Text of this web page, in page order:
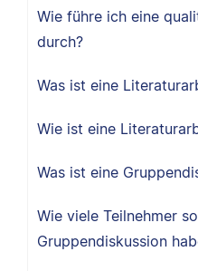
Wie führe ich eine
durch?
Was ist eine
Wie ist eine
Was ist eine
Wie viele Teilnehmer
Gruppendiskussion